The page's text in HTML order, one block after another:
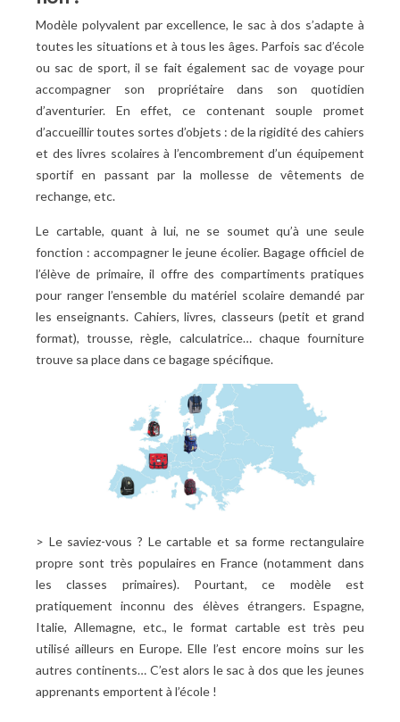
Modèle polyvalent par excellence, le sac à dos s’adapte à
toutes les situations et à tous les âges. Parfois sac d’école
ou sac de sport, il se fait également sac de voyage pour
accompagner son propriétaire dans son quotidien
d’aventurier. En effet, ce contenant souple promet
d’accueillir toutes sortes d’objets : de la rigidité des cahiers
et des livres scolaires à l’encombrement d’un équipement
sportif en passant par la mollesse de vêtements de
rechange, etc.
Le cartable, quant à lui, ne se soumet qu’à une seule
fonction : accompagner le jeune écolier. Bagage officiel de
l’élève de primaire, il offre des compartiments pratiques
pour ranger l’ensemble du matériel scolaire demandé par
les enseignants. Cahiers, livres, classeurs (petit et grand
format), trousse, règle, calculatrice… chaque fourniture
trouve sa place dans ce bagage spécifique.
> Le saviez-vous ? Le cartable et sa forme rectangulaire
propre sont très populaires en France (notamment dans
les classes primaires). Pourtant, ce modèle est
pratiquement inconnu des élèves étrangers. Espagne,
Italie, Allemagne, etc., le format cartable est très peu
utilisé ailleurs en Europe. Elle l’est encore moins sur les
autres continents… C’est alors le sac à dos que les jeunes
apprenants emportent à l’école !